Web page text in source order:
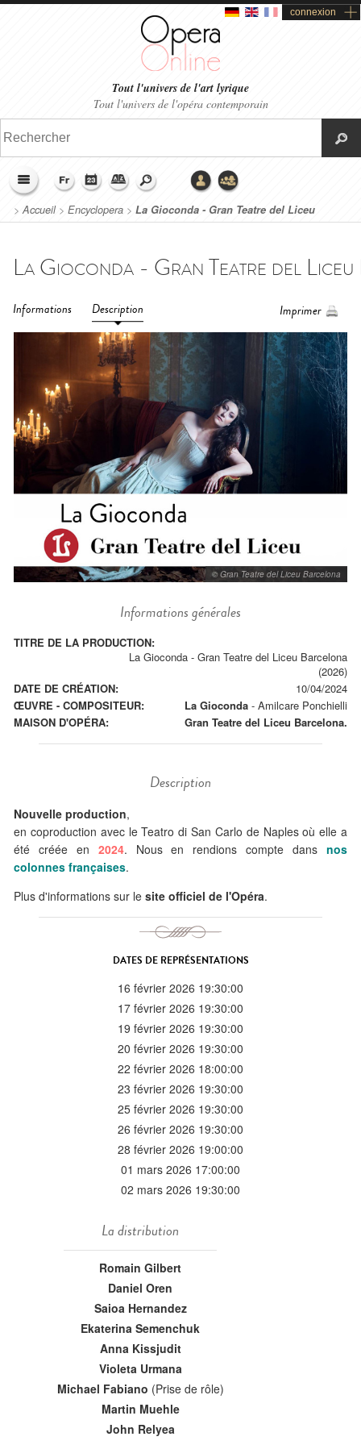
connexion
Tout l'univers de l'art lyrique
Tout l'univers de l'opéra contemporain
>Accueil> Encyclopera > La Gioconda - Gran Teatre del Liceu
Barcelona (2026)
Informations Description Imprimer
© Gran Teatre del Liceu Barcelona
Informations générales
TITRE DE LA PRODUCTION:
La Gioconda - Gran Teatre del Liceu Barcelona
(2026)
DATE DE CRÉATION:
10/04/2024
ŒUVRE - COMPOSITEUR:
La Gioconda - Amilcare Ponchielli
MAISON D'OPÉRA:
Gran Teatre del Liceu Barcelona.
Description
Nouvelle production,
en coproduction avec le Teatro di San Carlo de Naples où elle a
été créée en 2024. Nous en rendions compte dansnos
colonnes françaises.
Plus d'informations sur le site officiel de l'Opéra.
DATES DE REPRÉSENTATIONS
16 février 2026 19:30:00
17 février 2026 19:30:00
19 février 2026 19:30:00
20 février 2026 19:30:00
22 février 2026 18:00:00
23 février 2026 19:30:00
25 février 2026 19:30:00
26 février 2026 19:30:00
28 février 2026 19:00:00
01 mars 2026 17:00:00
02 mars 2026 19:30:00
La distribution
Romain Gilbert
Daniel Oren
Saioa Hernandez
Ekaterina Semenchuk
Anna Kissjudit
Violeta Urmana
Michael Fabiano (Prise de rôle)
Martin Muehle
John Relyea